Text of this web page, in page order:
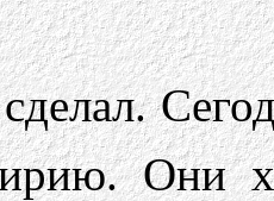
Они